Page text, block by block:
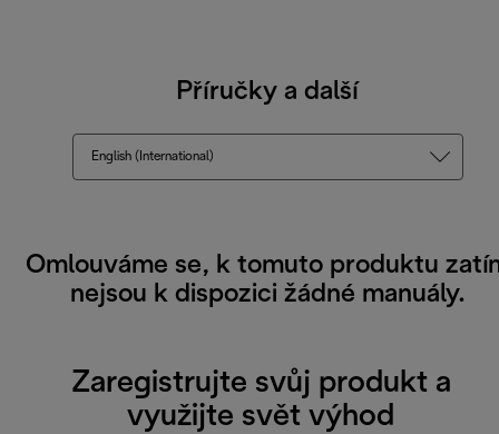
Příručky a další
English (International)
Omlouváme se, k tomuto produktu
nejsou k dispozici žádné manuály.
Zaregistrujte svůj produkt a
využijte svět výhod